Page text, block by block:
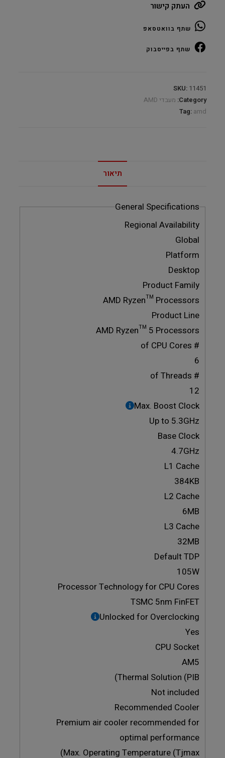
7600X
4.7Ghz
AM5
–
העתק קישור
שתף בוואטסאפ
שתף בפייסבוק
SKU: 11451
Category: מעבדי AMD
Tag: amd
תיאור
General Specifications
Regional Availability
Global
Platform
Desktop
Product Family
AMD Ryzen™ Processors
Product Line
AMD Ryzen™ 5 Processors
# of CPU Cores
6
# of Threads
12
Max. Boost Clock
Up to 5.3GHz
Base Clock
4.7GHz
L1 Cache
384KB
L2 Cache
6MB
L3 Cache
32MB
Default TDP
105W
Processor Technology for CPU Cores
TSMC 5nm FinFET
Unlocked for Overclocking
Yes
CPU Socket
AM5
Thermal Solution (PIB)
Not included
Recommended Cooler
Premium air cooler recommended for
optimal performance
Max. Operating Temperature (Tjmax)